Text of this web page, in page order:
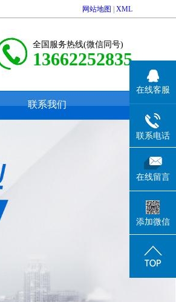
网站地图 XML
全国服务热线(微信同号)
13662252835
联系我们
在线客服
联系电话
在线留言
添加微信